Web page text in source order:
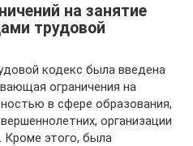
на занятие
трудовой
кодекс была введена
ограничения на
в сфере образования,
организации
Кроме этого, была